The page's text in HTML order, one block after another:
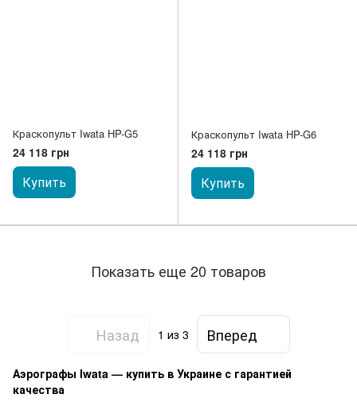
Краскопульт Iwata HP-G5
24 118 грн
Купить
Краскопульт Iwata HP-G6
24 118 грн
Купить
Показать еще 20 товаров
Назад 1 из 3 Вперед
Аэрографы Iwata — купить в Украине с гарантией
качества